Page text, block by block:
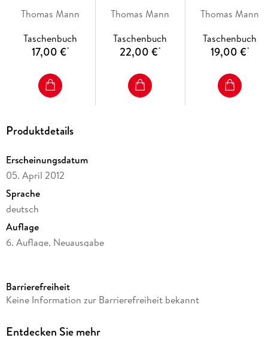
Thomas Mann
Taschenbuch
17,00 €*
Thomas Mann
Taschenbuch
22,00 €*
Thomas Mann
Taschenbuch
19,00 €*
Produktdetails
Erscheinungsdatum
05. April 2012
Sprache
deutsch
Auflage
6. Auflage, Neuausgabe
Reihe
Barrierefreiheit
Keine Information zur Barrierefreiheit bekannt
Entdecken Sie mehr